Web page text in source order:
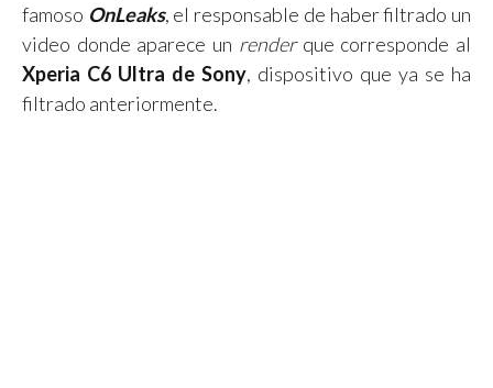
famoso OnLeaks, el responsable de haber filtrado un
video donde aparece un renderque corresponde al
Xperia C6 Ultra de Sony, dispositivo que ya se ha
filtrado anteriormente.